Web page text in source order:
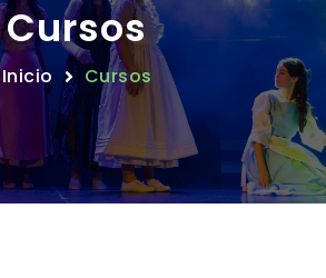
Cursos
Inicio Cursos